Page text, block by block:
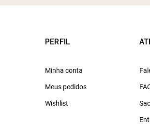
PERFIL
Minha conta
Meus pedidos
Wishlist